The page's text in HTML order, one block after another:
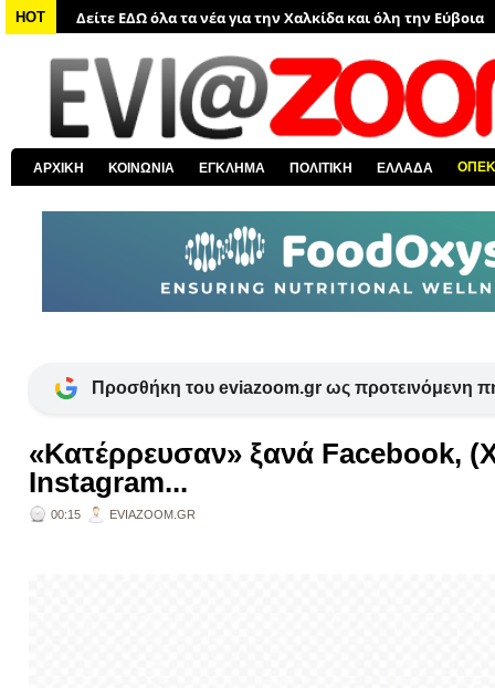
HOT
Δείτε ΕΔΩ όλα τα νέα για την Χαλκίδα και όλη την Εύβοια
Δείτε ΕΔΩ όλες τις ειδήσεις από την Ελλάδα
Δείτε ΕΔΩ όλα τα πολιτικά νέα
Δείτε ΕΔΩ τις αποκαλύψεις του EviaZoom.gr
Δείτε ΕΔΩ όλα τα αστυνομικά νέα
Δείτε ΕΔΩ όλα τα νέα από τον κόσμο
ΑΡΧΙΚΗ ΚΟΙΝΩΝΙΑ ΕΓΚΛΗΜΑ ΠΟΛΙΤΙΚΗ ΕΛΛΑΔΑ
Προσθήκη του eviazoom.gr ως προτεινόμενη
«Κατέρρευσαν» ξανά Facebook,
Instagram...
00:15 EVIAZOOM.GR